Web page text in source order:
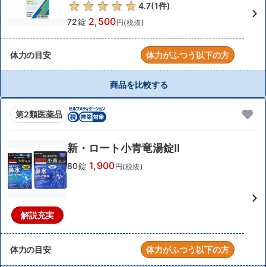
4.7(1件)
72錠 2,500円(税抜)
体力の目安 体力がふつう以下の方
商品を比較する
第2類医薬品
解説充実
新・ロート小青竜湯錠Ⅱ
80錠 1,900円(税抜)
体力の目安 体力がふつう以下の方